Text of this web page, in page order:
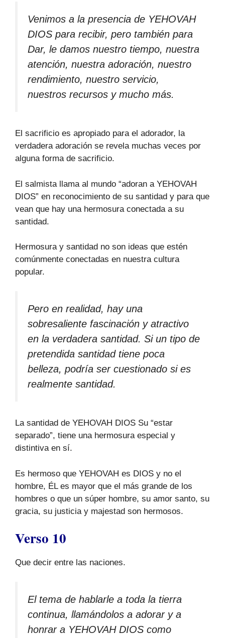
Venimos a la presencia de YEHOVAH
DIOS para recibir, pero también para
Dar, le damos nuestro tiempo, nuestra
atención, nuestra adoración, nuestro
rendimiento, nuestro servicio,
nuestros recursos y mucho más.
El sacrificio es apropiado para el adorador, la
verdadera adoración se revela muchas veces por
alguna forma de sacrificio.
El salmista llama al mundo “adoran a YEHOVAH
DIOS” en reconocimiento de su santidad y para que
vean que hay una hermosura conectada a su
santidad.
Hermosura y santidad no son ideas que estén
comúnmente conectadas en nuestra cultura
popular.
Pero en realidad, hay una
sobresaliente fascinación y atractivo
en la verdadera santidad. Si un tipo de
pretendida santidad tiene poca
belleza, podría ser cuestionado si es
realmente santidad.
La santidad de YEHOVAH DIOS Su “estar
separado”, tiene una hermosura especial y
distintiva en sí.
Es hermoso que YEHOVAH es DIOS y no el
hombre, ÉL es mayor que el más grande de los
hombres o que un súper hombre, su amor santo, su
gracia, su justicia y majestad son hermosos.
Verso 10
Que decir entre las naciones.
El tema de hablarle a toda la tierra
continua, llamándolos a adorar y a
honrar a YEHOVAH DIOS como